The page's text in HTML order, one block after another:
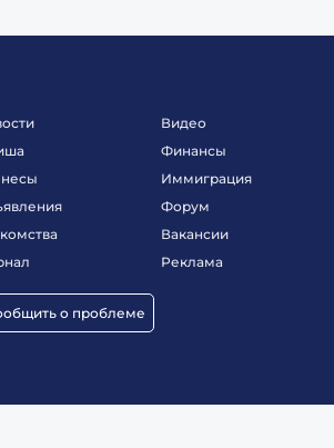
о проблеме
Видео
Финансы
Иммиграция
Форум
Вакансии
Реклама